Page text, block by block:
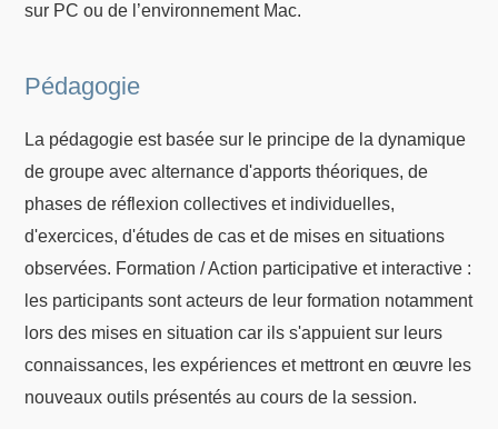
sur PC ou de l’environnement Mac.
Pédagogie
La pédagogie est basée sur le principe de la dynamique
de groupe avec alternance d'apports théoriques, de
phases de réflexion collectives et individuelles,
d'exercices, d'études de cas et de mises en situations
observées. Formation / Action participative et interactive :
les participants sont acteurs de leur formation notamment
lors des mises en situation car ils s'appuient sur leurs
connaissances, les expériences et mettront en œuvre les
nouveaux outils présentés au cours de la session.